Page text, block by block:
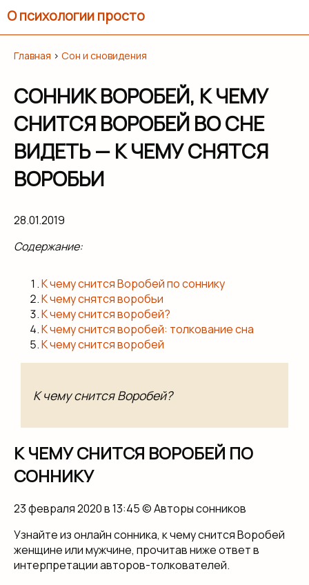
О психологии просто
Главная › Сон и сновидения
СОННИК ВОРОБЕЙ, К ЧЕМУ
СНИТСЯ ВОРОБЕЙ ВО СНЕ
ВИДЕТЬ — К ЧЕМУ СНЯТСЯ
ВОРОБЬИ
28.01.2019
Содержание:
К чему снится Воробей по соннику
К чему снятся воробьи
К чему снится воробей?
К чему снится воробей: толкование сна
К чему снится воробей
К чему снится Воробей?
К ЧЕМУ СНИТСЯ ВОРОБЕЙ ПО
СОННИКУ
23 февраля 2020 в 13:45 © Авторы сонников
Узнайте из онлайн сонника, к чему снится Воробей
женщине или мужчине, прочитав ниже ответ в
интерпретации авторов-толкователей.